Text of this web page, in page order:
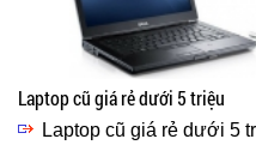
Laptop cũ giá rẻ dưới 5 triệu
Laptop cũ giá rẻ dưới 5